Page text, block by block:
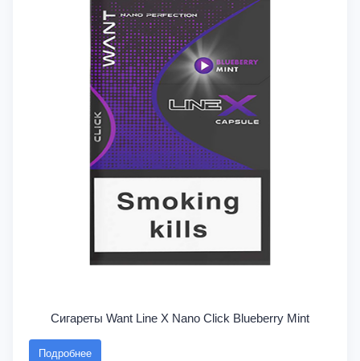
Сигареты Want Line X Nano Click Blueberry Mint
Подробнее